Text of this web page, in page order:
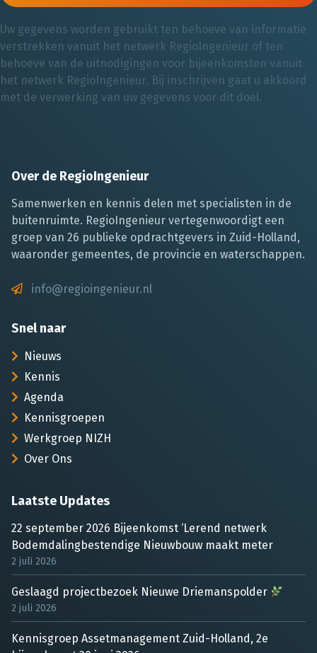
Uw gegevens worden gebruikt ten behoeve van informatie
verstrekken vanuit het netwerk RegioIngenieur of ten
behoeve van de uitnodigingen voor bijeenkomsten vanuit
het netwerk RegioIngenieur. Bij inschrijven gaat u akkoord
met de verwerking van uw gegevens voor dit doel.
Over de RegioIngenieur
Samenwerken en kennis delen met specialisten in de
buitenruimte. RegioIngenieur vertegenwoordigt een
groep van 26 publieke opdrachtgevers in Zuid-Holland,
waaronder gemeentes, de provincie en waterschappen.
info@regioingenieur.nl
Snel naar
Nieuws
Kennis
Agenda
Kennisgroepen
Werkgroep NIZH
Over Ons
Laatste Updates
22 september 2026 Bijeenkomst ‘Lerend netwerk
Bodemdalingbestendige Nieuwbouw maakt meter
2 juli 2026
Geslaagd projectbezoek Nieuwe Driemanspolder
2 juli 2026
Kennisgroep Assetmanagement Zuid-Holland, 2e